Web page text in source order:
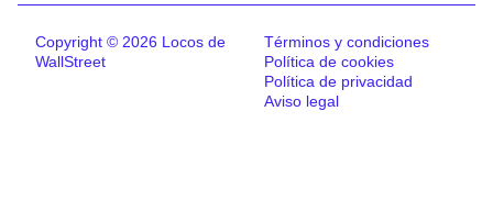
Copyright © 2026 Locos de
WallStreet
Términos y condiciones
Política de cookies
Política de privacidad
Aviso legal